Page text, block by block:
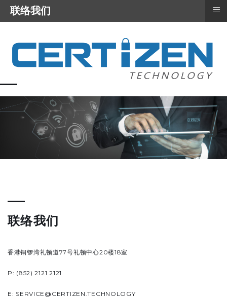
联络我们
香港铜锣湾礼顿道77号礼顿中心20楼18室
P: (852) 2121 2121
E: SERVICE@CERTIZEN.TECHNOLOGY
联络我们 ≡